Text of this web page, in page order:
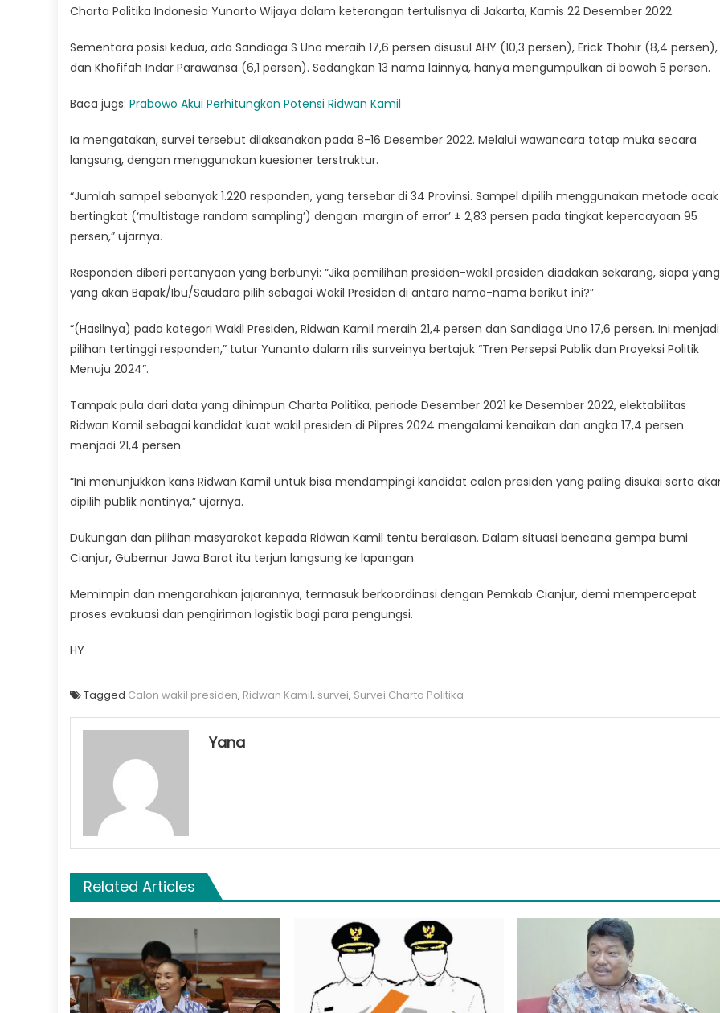
Charta Politika Indonesia Yunarto Wijaya dalam keterangan tertulisnya di Jakarta, Kamis 22 Desember 2022.
Sementara posisi kedua, ada Sandiaga S Uno meraih 17,6 persen disusul AHY (10,3 persen), Erick Thohir (8,4 persen),
dan Khofifah Indar Parawansa (6,1 persen). Sedangkan 13 nama lainnya, hanya mengumpulkan di bawah 5 persen.
Baca jugs: Prabowo Akui Perhitungkan Potensi Ridwan Kamil
Ia mengatakan, survei tersebut dilaksanakan pada 8-16 Desember 2022. Melalui wawancara tatap muka secara
langsung, dengan menggunakan kuesioner terstruktur.
“Jumlah sampel sebanyak 1.220 responden, yang tersebar di 34 Provinsi. Sampel dipilih menggunakan metode acak
bertingkat (‘multistage random sampling’) dengan :margin of error’ ± 2,83 persen pada tingkat kepercayaan 95
persen,” ujarnya.
Responden diberi pertanyaan yang berbunyi: “Jika pemilihan presiden-wakil presiden diadakan sekarang, siapa yang
yang akan Bapak/Ibu/Saudara pilih sebagai Wakil Presiden di antara nama-nama berikut ini?”
“(Hasilnya) pada kategori Wakil Presiden, Ridwan Kamil meraih 21,4 persen dan Sandiaga Uno 17,6 persen. Ini menjadi
pilihan tertinggi responden,” tutur Yunanto dalam rilis surveinya bertajuk “Tren Persepsi Publik dan Proyeksi Politik
Menuju 2024”.
Tampak pula dari data yang dihimpun Charta Politika, periode Desember 2021 ke Desember 2022, elektabilitas
Ridwan Kamil sebagai kandidat kuat wakil presiden di Pilpres 2024 mengalami kenaikan dari angka 17,4 persen
menjadi 21,4 persen.
“Ini menunjukkan kans Ridwan Kamil untuk bisa mendampingi kandidat calon presiden yang paling disukai serta
dipilih publik nantinya,” ujarnya.
Dukungan dan pilihan masyarakat kepada Ridwan Kamil tentu beralasan. Dalam situasi bencana gempa bumi
Cianjur, Gubernur Jawa Barat itu terjun langsung ke lapangan.
Memimpin dan mengarahkan jajarannya, termasuk berkoordinasi dengan Pemkab Cianjur, demi mempercepat
proses evakuasi dan pengiriman logistik bagi para pengungsi.
HY
Tagged Calon wakil presiden, Ridwan Kamil, survei, Survei Charta Politika
Yana
Related Articles